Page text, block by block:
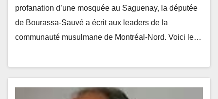
profanation d’une mosquée au Saguenay, la députée
de Bourassa-Sauvé a écrit aux leaders de la
communauté musulmane de Montréal-Nord. Voici le…